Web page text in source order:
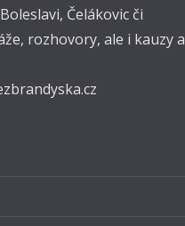
Čelákovic či
rozhovory, ale i kauzy a